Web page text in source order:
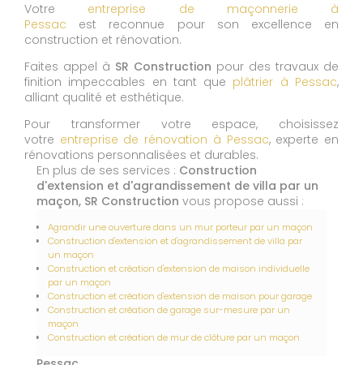
Votre entreprise de maçonnerie à
Pessac est reconnue pour son excellence en
construction et rénovation.
Faites appel à SR Construction pour des travaux de
finition impeccables en tant que plâtrier à Pessac,
alliant qualité et esthétique.
Pour transformer votre espace, choisissez
votre entreprise de rénovation à Pessac, experte en
rénovations personnalisées et durables.
En plus de ses services : Construction
d'extension et d'agrandissement de villa par un
maçon, SR Construction vous propose aussi :
Agrandir une ouverture dans un mur porteur par un maçon
Construction d'extension et d'agrandissement de villa par
un maçon
Construction et création d'extension de maison individuelle
par un maçon
Construction et création d'extension de maison pour garage
Construction et création de garage sur-mesure par un
maçon
Construction et création de mur de clôture par un maçon